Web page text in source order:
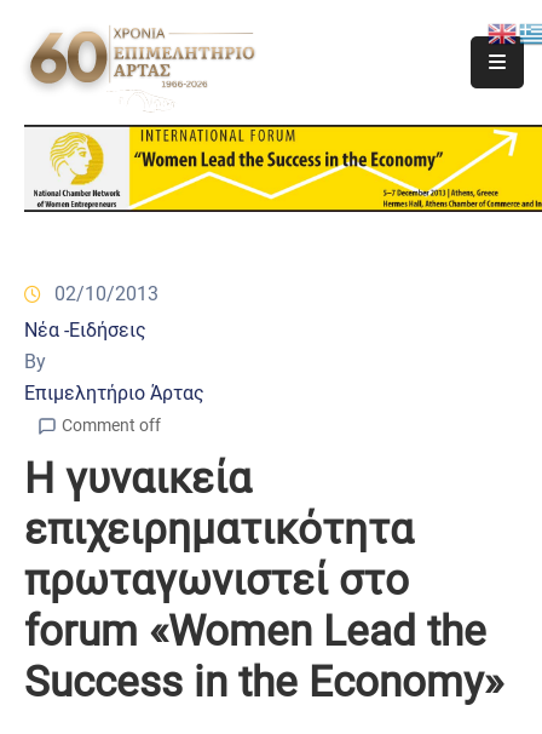
02/10/2013
Νέα -Ειδήσεις
By
Επιμελητήριο Άρτας
Comment off
Η γυναικεία
επιχειρηματικότητα
πρωταγωνιστεί στο
forum «Women Lead the
Success in the Economy»